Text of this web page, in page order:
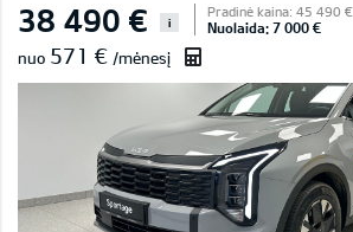
38 490 € i
Pradinė kaina: 45 490 €
Nuolaida: 7 000 €
nuo 571 € /mėnesį